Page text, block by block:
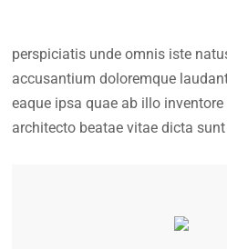
perspiciatis unde omnis iste
accusantium doloremque
eaque ipsa quae ab illo
architecto beatae vitae dicta